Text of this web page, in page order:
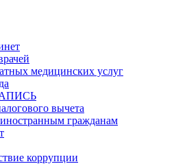
медицинских услуг
вычета
гражданам
коррупции